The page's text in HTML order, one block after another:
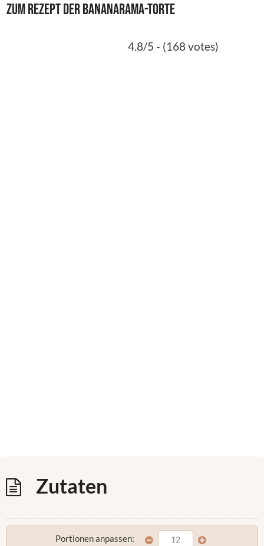
Zum Rezept der Bananarama-Torte
4.8/5 - (168 votes)
Zutaten
Portionen anpassen: